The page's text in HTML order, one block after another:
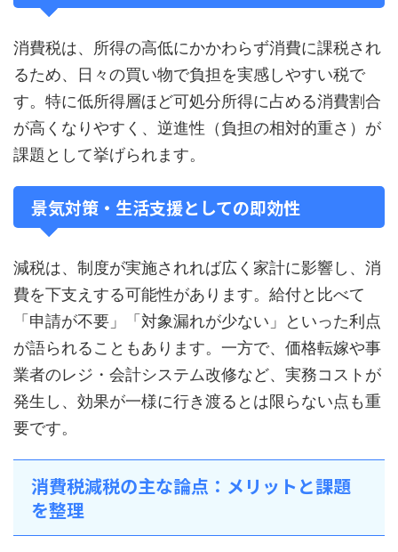
消費税は、所得の高低にかかわらず消費に課税され
るため、日々の買い物で負担を実感しやすい税で
す。特に低所得層ほど可処分所得に占める消費割合
が高くなりやすく、逆進性（負担の相対的重さ）が
課題として挙げられます。
景気対策・生活支援としての即効性
減税は、制度が実施されれば広く家計に影響し、消
費を下支えする可能性があります。給付と比べて
「申請が不要」「対象漏れが少ない」といった利点
が語られることもあります。一方で、価格転嫁や事
業者のレジ・会計システム改修など、実務コストが
発生し、効果が一様に行き渡るとは限らない点も重
要です。
消費税減税の主な論点：メリットと課題
を整理